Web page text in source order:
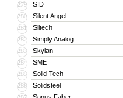
279 SID
280 Silent Angel
281 Siltech
282 Simply Analog
283 Skylan
284 SME
285 Solid Tech
286 Solidsteel